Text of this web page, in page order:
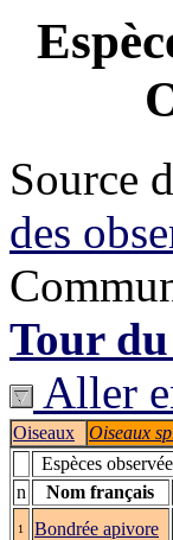
Source
des
Tour
Aller
Oiseaux Oiseaux
Espèces
n
Nom français
1 Bondrée apivore